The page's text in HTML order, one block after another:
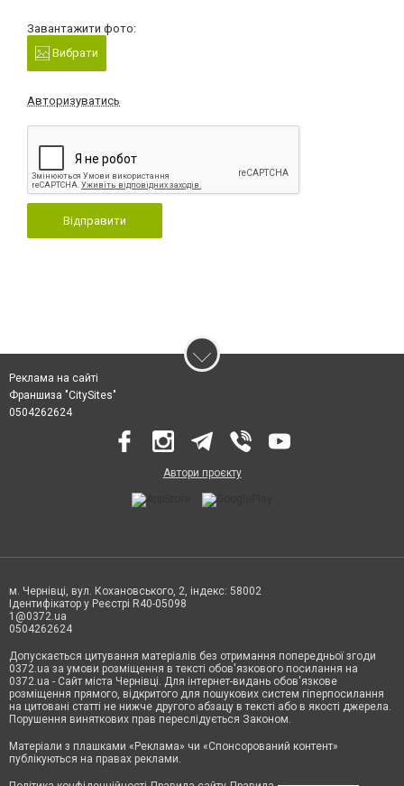
Завантажити фото:
Вибрати
Авторизуватись
Відправити
Реклама на сайті
Франшиза "CitySites"
0504262624
Автори проєкту
м. Чернівці, вул. Кохановського, 2, індекс: 58002
Ідентифікатор у Реєстрі R40-05098
1@0372.ua
0504262624
Допускається цитування матеріалів без отримання попередньої згоди
0372.ua за умови розміщення в тексті обов'язкового посилання на
0372.ua - Сайт міста Чернівці. Для інтернет-видань обов'язкове
розміщення прямого, відкритого для пошукових систем гіперпосилання
на цитовані статті не нижче другого абзацу в тексті або в якості джерела.
Порушення виняткових прав переслідується Законом.
Матеріали з плашками «Реклама» чи «Спонсорований контент»
публікуються на правах реклами.